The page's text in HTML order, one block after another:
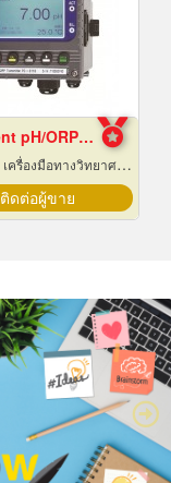
Intelligent pH/ORP Transmitter PC-3110 Series
เครื่องมือทางวิทยาศาสตร์
ติดต่อผู้ขาย